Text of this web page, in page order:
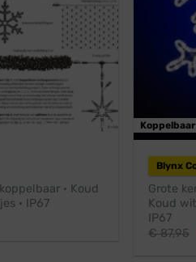
Professioneel
· Koud
· IP67
Koppelbaar
Blynx
Grote
Koud
IP67
€87,95